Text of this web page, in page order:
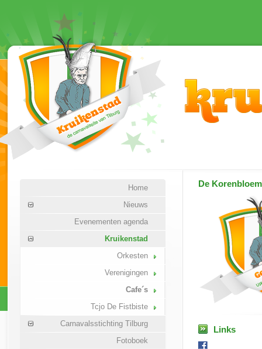
Home
Nieuws
Evenementen agenda
Kruikenstad
Orkesten
Verenigingen
Cafe´s
Tcjo De Fistbiste
Carnavalsstichting Tilburg
Fotoboek
De Korenbloem
Links